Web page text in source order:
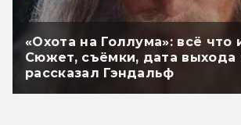
«Охота на Голлума»: всё что
Сюжет, съёмки, дата выхода
рассказал Гэндальф